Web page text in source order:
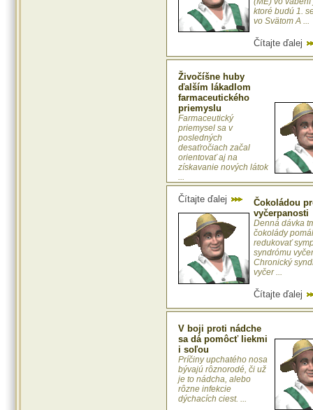
ktoré budú 1.
vo Svätom A ...
Čítajte ďalej
Živočíšne huby
ďalším lákadlom
farmaceutického
priemyslu
Farmaceutický
priemysel sa v
posledných
desaťročiach začal
orientovať aj na
získavanie nových látok
...
Čítajte ďalej
Čokoládou
vyčerpanosti
Denná dávka
čokolády
redukovať
syndrómu
Chronický
vyčer ...
Čítajte ďalej
V boji proti nádche
sa dá pomôcť liekmi
i soľou
Príčiny upchatého nosa
bývajú rôznorodé, či už
je to nádcha, alebo
rôzne infekcie
dýchacích ciest. ...